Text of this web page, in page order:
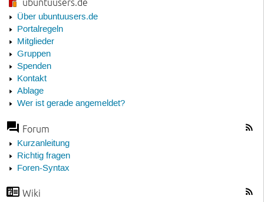
Über ubuntuusers.de
Portalregeln
Mitglieder
Gruppen
Spenden
Kontakt
Ablage
Wer ist gerade angemeldet?
Forum
Kurzanleitung
Richtig fragen
Foren-Syntax
Wiki